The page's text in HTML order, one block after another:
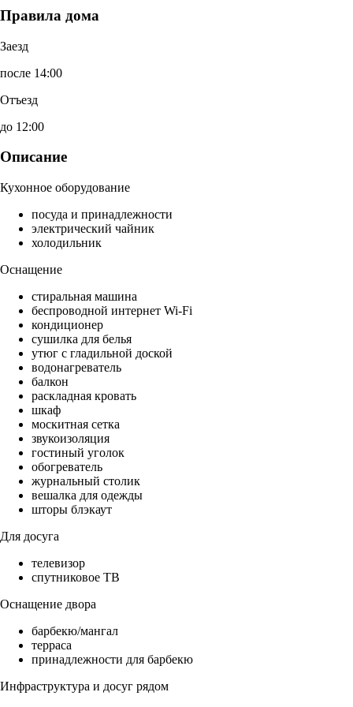
Правила дома
Заезд
после 14:00
Отъезд
до 12:00
Описание
Кухонное оборудование
посуда и принадлежности
электрический чайник
холодильник
Оснащение
стиральная машина
беспроводной интернет Wi-Fi
кондиционер
сушилка для белья
утюг с гладильной доской
водонагреватель
балкон
раскладная кровать
шкаф
москитная сетка
звукоизоляция
гостиный уголок
обогреватель
журнальный столик
вешалка для одежды
шторы блэкаут
Для досуга
телевизор
спутниковое ТВ
Оснащение двора
барбекю/мангал
терраса
принадлежности для барбекю
Инфраструктура и досуг рядом